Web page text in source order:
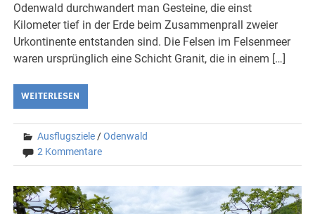
Odenwald durchwandert man Gesteine, die einst
Kilometer tief in der Erde beim Zusammenprall zweier
Urkontinente entstanden sind. Die Felsen im Felsenmeer
waren ursprünglich eine Schicht Granit, die in einem […]
WEITERLESEN
Ausflugsziele/Odenwald
2 Kommentare